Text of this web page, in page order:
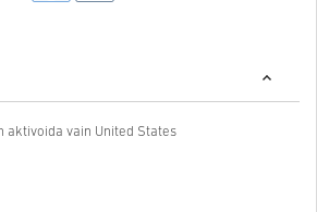
aktivoida vain United States